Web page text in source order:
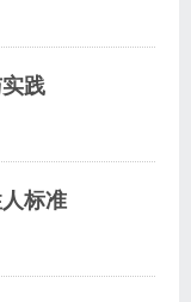
践
标准